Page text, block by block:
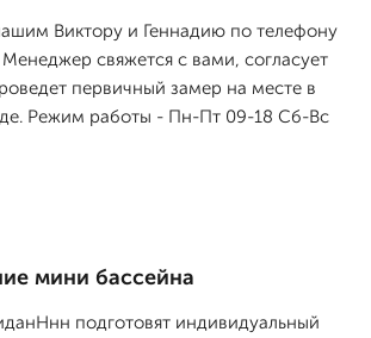
Виктору и Геннадию по телефону
свяжется с вами, согласует
первичный замер на месте в
Режим работы - Пн-Пт 09-18 Сб-Вс
мини бассейна
подготовят индивидуальный